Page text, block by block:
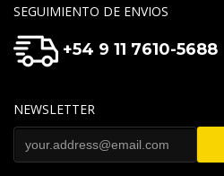
SEGUIMIENTO DE ENVIOS
+54 9 11 7610-5688
NEWSLETTER